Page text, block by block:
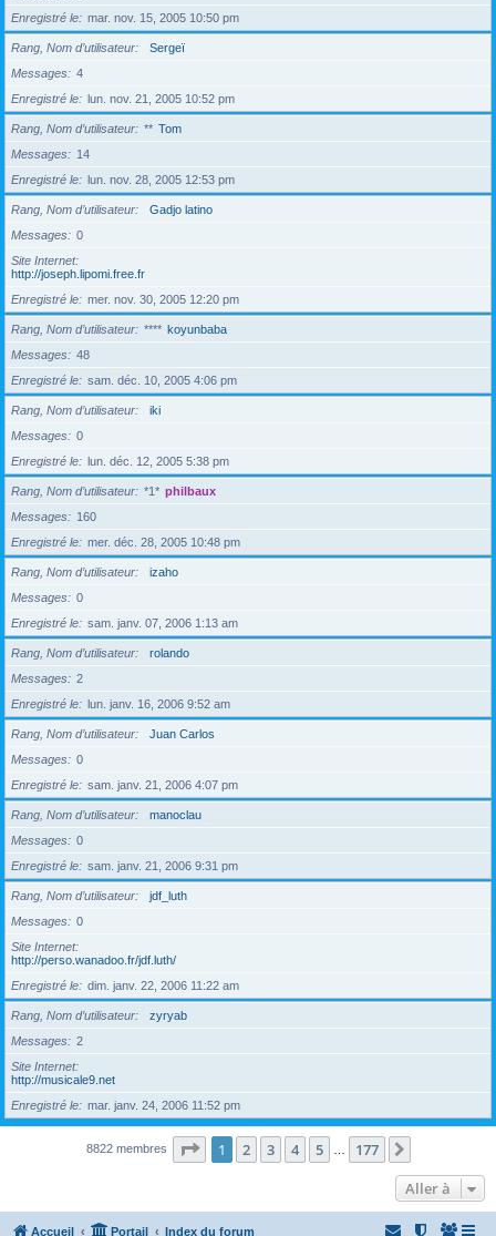
Enregistré le
mar. nov. 15, 2005 10:50 pm
Rang, Nom d’utilisateur
Sergeï
Messages
4
Enregistré le
lun. nov. 21, 2005 10:52 pm
Rang, Nom d’utilisateur ** Tom
Messages
14
Enregistré le
lun. nov. 28, 2005 12:53 pm
Rang, Nom d’utilisateur
Gadjo latino
Messages
0
Site Internet
http://joseph.lipomi.free.fr
Enregistré le
mer. nov. 30, 2005 12:20 pm
Rang, Nom d’utilisateur **** koyunbaba
Messages
48
Enregistré le
sam. déc. 10, 2005 4:06 pm
Rang, Nom d’utilisateur
iki
Messages
0
Enregistré le
lun. déc. 12, 2005 5:38 pm
Rang, Nom d’utilisateur *1* philbaux
Messages
160
Enregistré le
mer. déc. 28, 2005 10:48 pm
Rang, Nom d’utilisateur
izaho
Messages
0
Enregistré le
sam. janv. 07, 2006 1:13 am
Rang, Nom d’utilisateur
rolando
Messages
2
Enregistré le
lun. janv. 16, 2006 9:52 am
Rang, Nom d’utilisateur
Juan Carlos
Messages
0
Enregistré le
sam. janv. 21, 2006 4:07 pm
Rang, Nom d’utilisateur
manoclau
Messages
0
Enregistré le
sam. janv. 21, 2006 9:31 pm
Rang, Nom d’utilisateur
jdf_luth
Messages
0
Site Internet
http://perso.wanadoo.fr/jdf.luth/
Enregistré le
dim. janv. 22, 2006 11:22 am
Rang, Nom d’utilisateur
zyryab
Messages
2
Site Internet
http://musicale9.net
Enregistré le
mar. janv. 24, 2006 11:52 pm
8822 membres Page 1sur177
1 2 3 4 5 177
Aller à
Accueil Portail Index du forum